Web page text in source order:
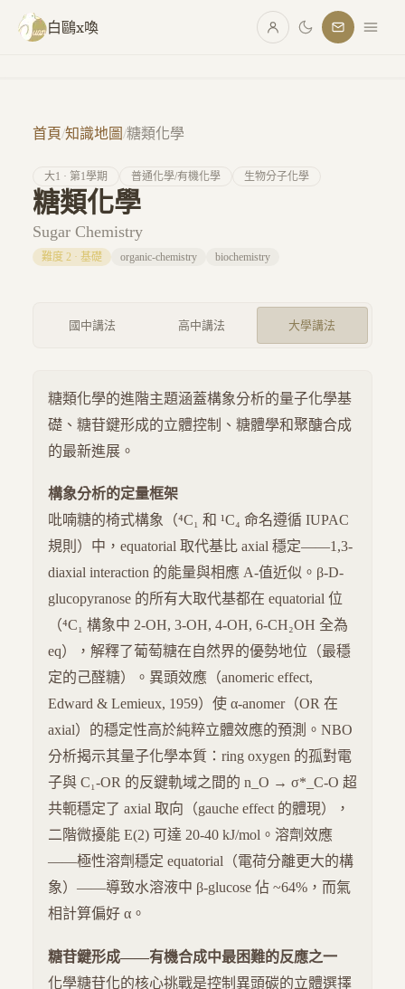
跳至主要內容
白鷗x喚
首頁/知識地圖/糖類化學
大1 · 第1學期 普通化學/有機化學 生物分子化學
糖類化學
Sugar Chemistry
難度 2 · 基礎 organic-chemistry biochemistry
國中講法 高中講法 大學講法
糖類化學的進階主題涵蓋構象分析的量子化學基
礎、糖苷鍵形成的立體控制、糖體學和聚醣合成
的最新進展。
構象分析的定量框架
吡喃糖的椅式構象（⁴C₁ 和 ¹C₄ 命名遵循 IUPAC
規則）中，equatorial 取代基比 axial 穩定——1,3-
diaxial interaction 的能量與相應 A-值近似。β-D-
glucopyranose 的所有大取代基都在 equatorial 位
（⁴C₁ 構象中 2-OH, 3-OH, 4-OH, 6-CH₂OH 全為
eq），解釋了葡萄糖在自然界的優勢地位（最穩
定的己醛糖）。異頭效應（anomeric effect,
Edward & Lemieux, 1959）使 α-anomer（OR 在
axial）的穩定性高於純粹立體效應的預測。NBO
分析揭示其量子化學本質：ring oxygen 的孤對電
子與 C₁-OR 的反鍵軌域之間的 n_O → σ*_C-O 超
共軛穩定了 axial 取向（gauche effect 的體現），
二階微擾能 E(2) 可達 20-40 kJ/mol。溶劑效應
——極性溶劑穩定 equatorial（電荷分離更大的構
象）——導致水溶液中 β-glucose 佔 ~64%，而氣
相計算偏好 α。
糖苷鍵形成——有機合成中最困難的反應之一
化學糖苷化的核心挑戰是控制異頭碳的立體選擇